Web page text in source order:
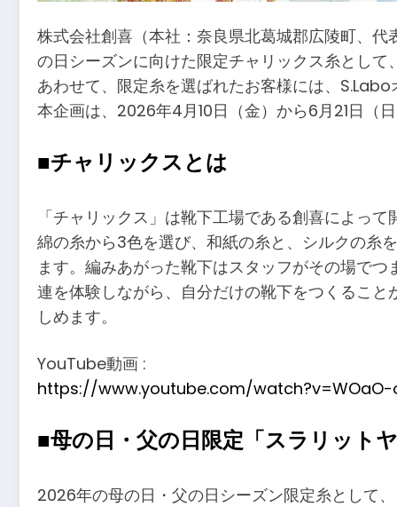
株式会社創喜（本社：奈良県北葛城郡広陵町、
の日シーズンに向けた限定チャリックス糸とし
あわせて、限定糸を選ばれたお客様には、
本企画は、2026年4月10日（金）から6月21日（
■チャリックスとは
「チャリックス」は靴下工場である創喜によっ
綿の糸から3色を選び、和紙の糸と、シルクの糸
ます。編みあがった靴下はスタッフがその場で
連を体験しながら、自分だけの靴下をつくるこ
しめます。
YouTube動画 :
https://www.youtube.com/watch?v=WOaO-
■母の日・父の日限定「スラリット
2026年の母の日・父の日シーズン限定糸として